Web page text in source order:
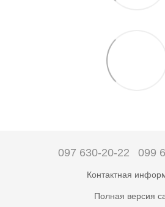
097 630-20-22 099
Контактная
Полная версия